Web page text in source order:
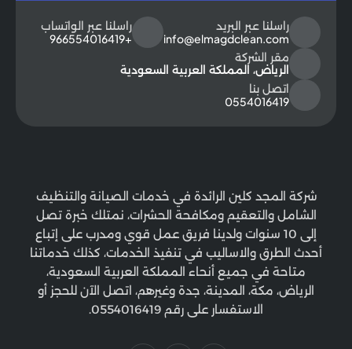
راسلنا عبر البريد
info@elmagdclean.com
راسلنا عبر الواتساب
+966554016419
مقر الشركة
الرياض، المملكة العربية السعودية
اتصل بنا
0554016419
شركة المجد كلين الرائدة في خدمات الصيانة والتنظيف
الشامل والتعقيم ومكافحة الحشرات، نمتلك خبرة تصل
إلى 10 سنوات ولدينا فريق عمل قوي ومدرب على إتباع
أحدث الطرق والاساليب في تنفيذ الخدمات، كذلك خدماتنا
متاحة في جميع أنحاء المملكة العربية السعودية،
الرياض، مكة، المدينة، جدة وغيرهم، اتصل الآن للحجز أو
الاستفسار على رقم 0554016419.